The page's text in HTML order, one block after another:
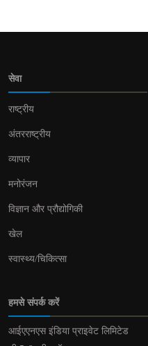
सेवा
राष्ट्रीय
अंतरराष्ट्रीय
व्यापार
मनोरंजन
विज्ञान और प्रौद्योगिकी
खेल
स्वास्थ्य/चिकित्सा
हमसे संपर्क करें
आईएएनएस इंडिया प्राइवेट लिमिटेड